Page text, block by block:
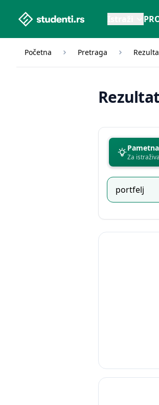
studenti.rs home page
Početna Pretraga
Pametna
Za